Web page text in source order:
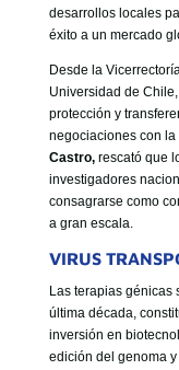
desarrollos locales
éxito a un mercado
Desde la
Universidad de
protección y
negociaciones con
Castro,rescató que
investigadores
consagrarse como
a gran escala.
VIRUS
Las terapias génicas
última década,
inversión en
edición del genoma